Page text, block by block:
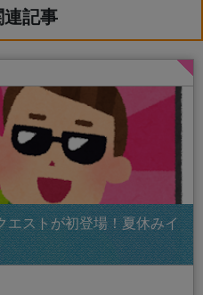
連記事
エストが初登場！夏休みイ